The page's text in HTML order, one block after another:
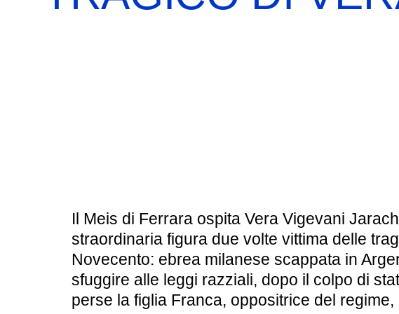
BOOKSHOP
CALENDARIO & FESTIVITÀ
OGGETTI & SIMBOLI
IL CICLO DELLA VITA
#ITALIAEBRAICA
Il Meis di Ferrara ospita Vera Vigevani
straordinaria figura due volte vittima delle
Novecento: ebrea milanese scappata in
sfuggire alle leggi razziali, dopo il colpo di
perse la figlia Franca, oppositrice del regime,